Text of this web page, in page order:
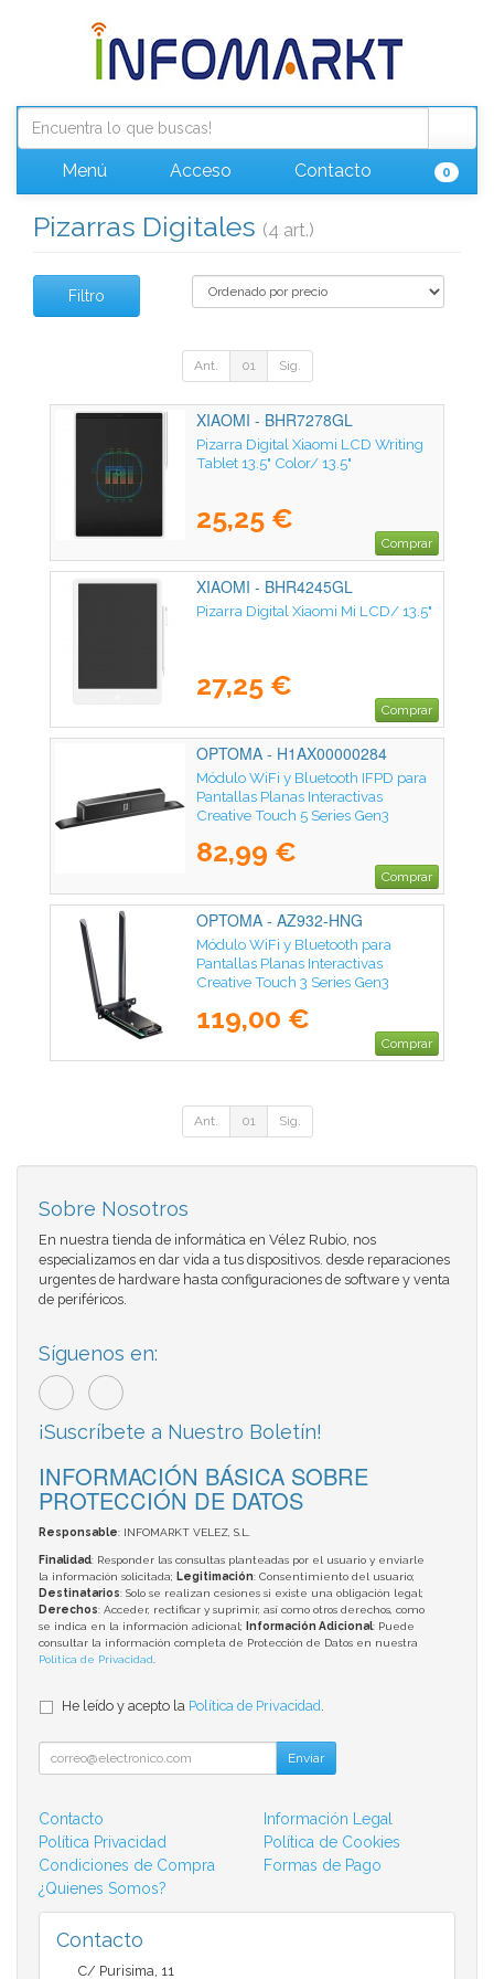
Menú Acceso Contacto 0
Pizarras Digitales (4 art.)
Filtro
Ant. 01 Sig.
XIAOMI - BHR7278GL
Pizarra Digital Xiaomi LCD Writing
Tablet 13.5" Color/ 13.5"
25,25 €
Comprar
XIAOMI - BHR4245GL
Pizarra Digital Xiaomi Mi LCD/ 13.5"
27,25 €
Comprar
OPTOMA - H1AX00000284
Módulo WiFi y Bluetooth IFPD para
Pantallas Planas Interactivas
Creative Touch 5 Series Gen3
82,99 €
Comprar
OPTOMA - AZ932-HNG
Módulo WiFi y Bluetooth para
Pantallas Planas Interactivas
Creative Touch 3 Series Gen3
119,00 €
Comprar
Ant. 01 Sig.
Sobre Nosotros
En nuestra tienda de informática en Vélez Rubio, nos
especializamos en dar vida a tus dispositivos. desde reparaciones
urgentes de hardware hasta configuraciones de software y venta
de periféricos.
Síguenos en:
¡Suscríbete a Nuestro Boletín!
INFORMACIÓN BÁSICA SOBRE
PROTECCIÓN DE DATOS
Responsable: INFOMARKT VELEZ, S.L.
Finalidad: Responder las consultas planteadas por el usuario y enviarle
la información solicitada; Legitimación: Consentimiento del usuario;
Destinatarios: Solo se realizan cesiones si existe una obligación legal;
Derechos: Acceder, rectificar y suprimir, así como otros derechos, como
se indica en la información adicional;
Información Adicional: Puede
consultar la información completa de Protección de Datos en nuestra
Política de Privacidad
He leído y acepto la Política de Privacidad.
Enviar
Contacto
Información Legal
Política Privacidad
Política de Cookies
Condiciones de Compra
Formas de Pago
¿Quienes Somos?
Contacto
C/ Purisima, 11